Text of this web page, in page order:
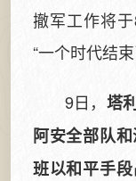
撤军工作将
“一个时代结
9日， 塔
阿安全部队
班以和平手段